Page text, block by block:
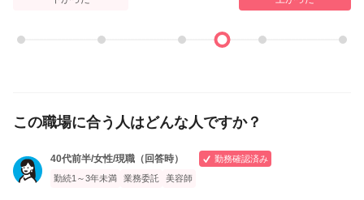
この職場に合う人はどんな人ですか？
40代前半/女性/現職（回答時）
勤務確認済み
勤続1～3年未満
業務委託 美容師